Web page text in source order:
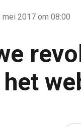
mei 2017 om 08:00